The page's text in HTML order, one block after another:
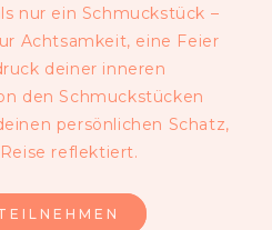
nur ein Schmuckstück –
Achtsamkeit, eine Feier
deiner inneren
den Schmuckstücken
persönlichen Schatz,
reflektiert.